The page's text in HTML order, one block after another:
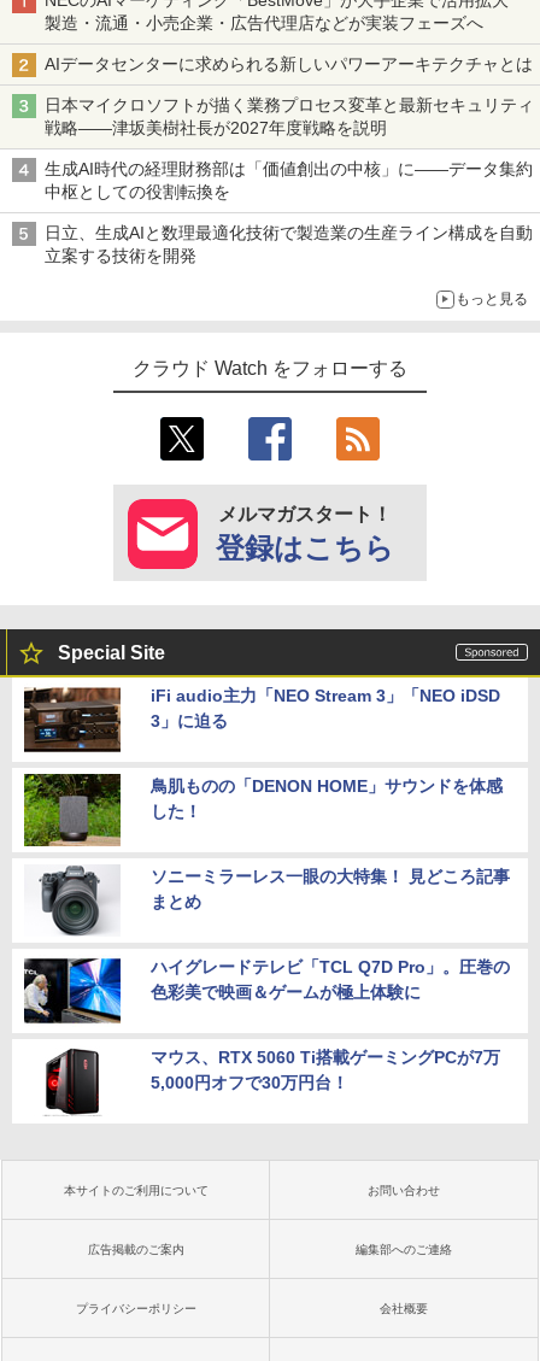
製造・流通・小売企業・広告代理店などが実装フェーズへ
AIデータセンターに求められる新しいパワーアーキテクチャとは
日本マイクロソフトが描く業務プロセス変革と最新セキュリティ
戦略――津坂美樹社長が2027年度戦略を説明
生成AI時代の経理財務部は「価値創出の中核」に――データ集約
中枢としての役割転換を
日立、生成AIと数理最適化技術で製造業の生産ライン構成を自動
立案する技術を開発
もっと見る
クラウド Watch をフォローする
メルマガスタート！
登録はこちら
Special Site
iFi audio主力「NEO Stream 3」「NEO iDSD
3」に迫る
鳥肌ものの「DENON HOME」サウンドを体感
した！
ソニーミラーレス一眼の大特集！ 見どころ記事
まとめ
ハイグレードテレビ「TCL Q7D Pro」。圧巻の
色彩美で映画＆ゲームが極上体験に
マウス、RTX 5060 Ti搭載ゲーミングPCが7万
5,000円オフで30万円台！
本サイトのご利用について お問い合わせ
広告掲載のご案内 編集部へのご連絡
プライバシーポリシー 会社概要